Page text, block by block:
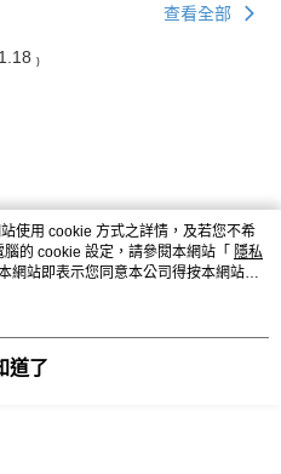
查看全部
₎
使用 cookie 方式之詳情，及若您不希
的 cookie 設定，請參閱本網站「 隱私
網站即表示您同意本公司得按本網站使
道了